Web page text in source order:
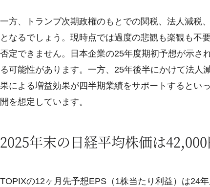
一方、トランプ次期政権のもとでの関税、法人減税
となるでしょう。現時点では過度の悲観も楽観も不
否定できません。日本企業の25年度期初予想が示さ
る可能性があります。一方、25年後半にかけて法人
果による増益効果が四半期業績をサポートするとい
開を想定しています。
2025年末の日経平均株価は
TOPIXの12ヶ月先予想EPS（1株当たり利益）は24